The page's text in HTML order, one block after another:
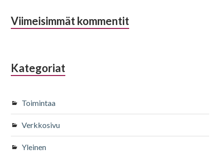
Viimeisimmät kommentit
Kategoriat
Toimintaa
Verkkosivu
Yleinen